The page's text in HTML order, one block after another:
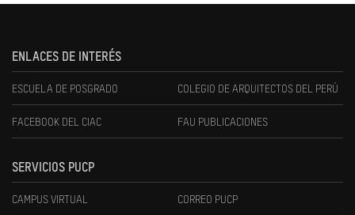
ENLACES DE INTERÉS
ESCUELA DE POSGRADO COLEGIO DE ARQUITECTOS DEL PERÚ
FACEBOOK DEL CIAC FAU PUBLICACIONES
SERVICIOS PUCP
CAMPUS VIRTUAL CORREO PUCP